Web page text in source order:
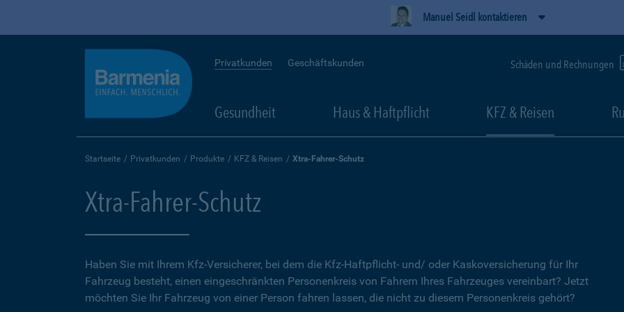
Manuel Seidl kontaktieren
Privatkunden Geschäftskunden Schäden und Rechnungen
Gesundheit Haus & Haftpflicht KFZ & Reisen
Startseite Privatkunden Produkte KFZ & Reisen Xtra-Fahrer-Schutz
Xtra-Fahrer-Schutz
Haben Sie mit Ihrem Kfz-Versicherer, bei dem die Kfz-Haftpflicht- und/ oder Kaskoversicherung für Ihr
Fahrzeug besteht, einen eingeschränkten Personenkreis von Fahrern Ihres Fahrzeuges vereinbart? Jetzt
möchten Sie Ihr Fahrzeug von einer Person fahren lassen, die nicht zu diesem Personenkreis gehört?